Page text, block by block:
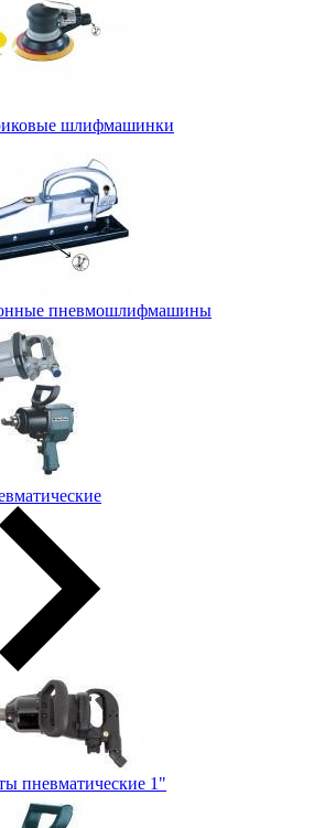
шлифмашинки
пневмошлифмашины
пневматические 1"